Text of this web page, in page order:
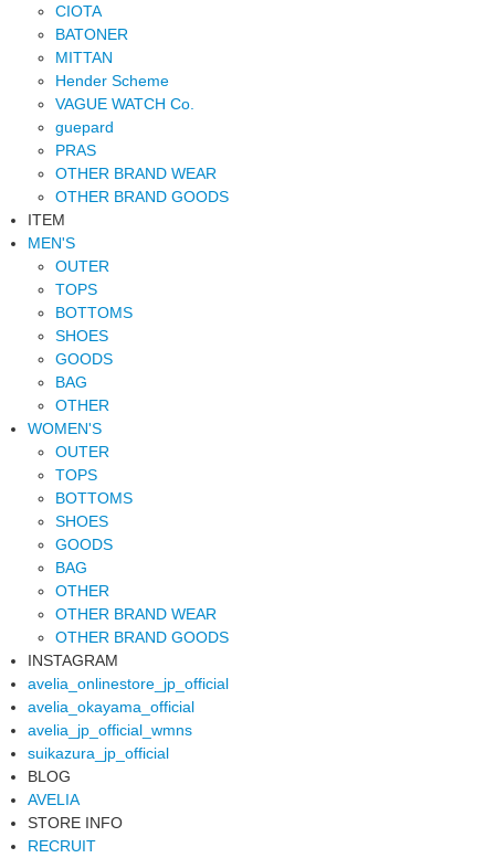
CIOTA
BATONER
MITTAN
Hender Scheme
VAGUE WATCH Co.
guepard
PRAS
OTHER BRAND WEAR
OTHER BRAND GOODS
ITEM
MEN'S
OUTER
TOPS
BOTTOMS
SHOES
GOODS
BAG
OTHER
WOMEN'S
OUTER
TOPS
BOTTOMS
SHOES
GOODS
BAG
OTHER
OTHER BRAND WEAR
OTHER BRAND GOODS
INSTAGRAM
avelia_onlinestore_jp_official
avelia_okayama_official
avelia_jp_official_wmns
suikazura_jp_official
BLOG
AVELIA
STORE INFO
RECRUIT